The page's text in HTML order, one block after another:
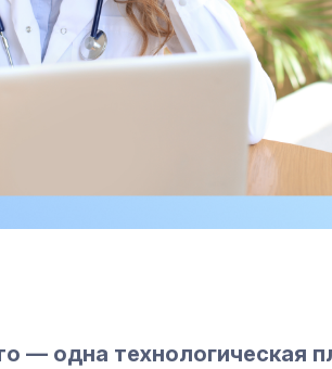
— одна технологическая